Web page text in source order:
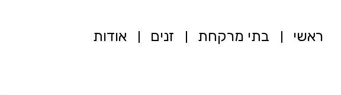
ראשי בתי מרקחת זנים אודות